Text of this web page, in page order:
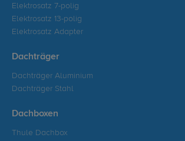
Elektrosatz 7-polig
Elektrosatz 13-polig
Elektrosatz Adapter
Dachträger
Dachträger Aluminium
Dachträger Stahl
Dachboxen
Thule Dachbox